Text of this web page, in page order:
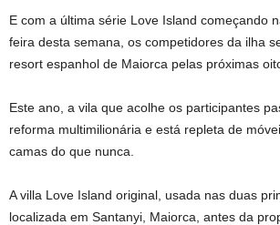
E com a última série Love Island começando
feira desta semana, os competidores da ilha
resort espanhol de Maiorca pelas próximas
Este ano, a vila que acolhe os participantes
reforma multimilionária e está repleta de
camas do que nunca.
A villa Love Island original, usada nas duas
localizada em Santanyi, Maiorca, antes da